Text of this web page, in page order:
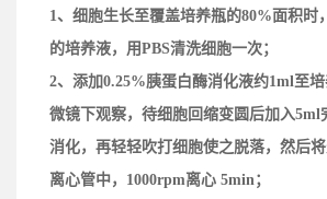
1、细胞生长至覆盖培养瓶的80%面积时
的培养液，用PBS清洗细胞一次；
2、添加0.25%胰蛋白酶消化液约1ml至
微镜下观察，待细胞回缩变圆后加入5ml
消化，再轻轻吹打细胞使之脱落，然后
离心管中，1000rpm离心 5min；